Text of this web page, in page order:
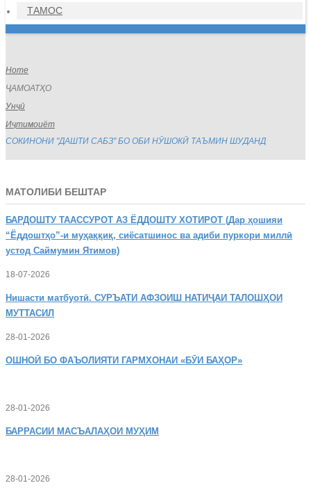
ТАМОС
Home
ҶАМОАТҲО
Унҷӣ
Иҷтимоиёт
СОКИНОНИ "ДАШТИ САБЗ" БО ОБИ НӮШОКӢ ТАЪМИН ШУДАНД
МАТОЛИБИ БЕШТАР
БАРДОШТУ ТААССУРОТ АЗ ЁДДОШТУ ХОТИРОТ (Дар ҳошияи
“Ёддоштҳо”-и муҳаққиқ, сиёсатшинос ва адиби пуркори миллӣ
устод Саймумин Ятимов)
18-07-2026
Нишасти матбуотӣ. СУРЪАТИ АФЗОИШ НАТИҶАИ ТАЛОШҲОИ
МУТТАСИЛ
28-01-2026
ОШНОӢ БО ФАЪОЛИЯТИ ГАРМХОНАИ «БӮИ БАҲОР»
28-01-2026
БАРРАСИИ МАСЪАЛАҲОИ МУҲИМ
28-01-2026